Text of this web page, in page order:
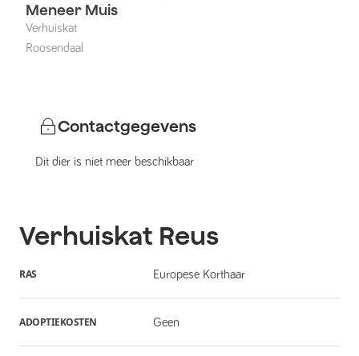
Meneer Muis
Verhuiskat
Roosendaal
Contactgegevens
Dit dier is niet meer beschikbaar
Verhuiskat Reus
RAS Europese Korthaar
ADOPTIEKOSTEN Geen